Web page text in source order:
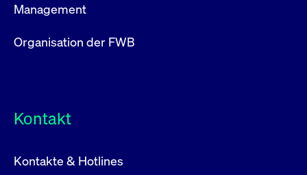
Management
Organisation der FWB
Kontakt
Kontakte & Hotlines